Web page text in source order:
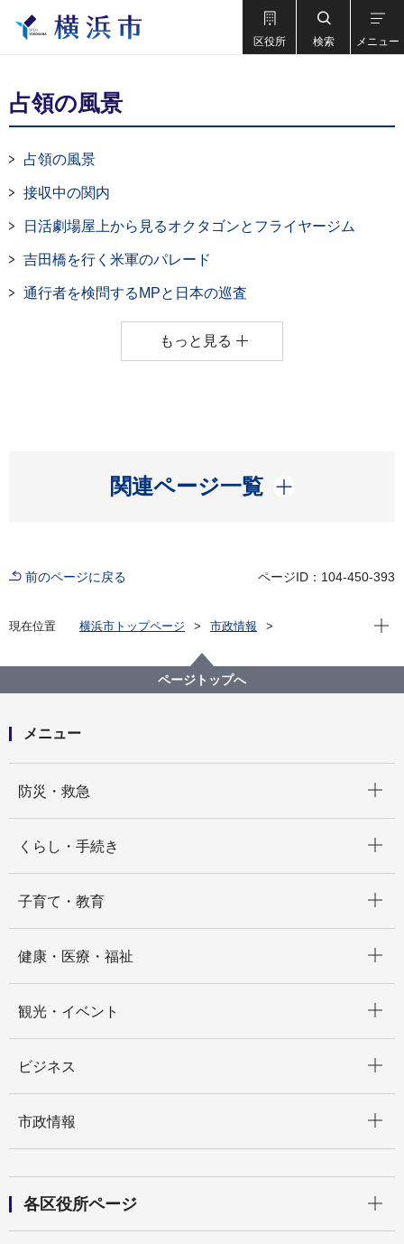
区役所 検索 メニュー
占領の風景
占領の風景
接収中の関内
日活劇場屋上から見るオクタゴンとフライヤージム
吉田橋を行く米軍のパレード
通行者を検問するMPと日本の巡査
もっと見る
関連ページ一覧
開く
前のページに戻る ページID：104-450-393
現在位置 横浜市トップページ
市政情報
写真で見る昭和の横浜
占領の風景
現在
ページトップへ
メニュー
防災・救急
くらし・手続き
子育て・教育
健康・医療・福祉
観光・イベント
ビジネス
市政情報
各区役所ページ